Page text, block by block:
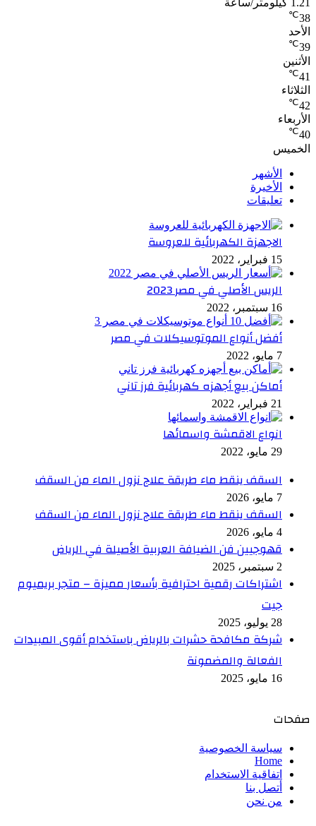
1.21 كيلومتر/ساعة
38
℃
الأحد
39
℃
الأثنين
41
℃
الثلاثاء
42
℃
الأربعاء
40
℃
الخميس
الأشهر
الأخيرة
تعليقات
الاجهزة الكهربائية للعروسة
15 فبراير، 2022
الريس الأصلي في مصر 2023
16 سبتمبر، 2022
أفضل أنواع الموتوسيكلات في مصر
7 مايو، 2022
أماكن بيع أجهزه كهربائية فرز تاني
21 فبراير، 2022
انواع الاقمشة واسمائها
29 مايو، 2022
السقف ينقط ماء طريقة علاج نزول الماء من السقف
7 مايو، 2026
السقف ينقط ماء طريقة علاج نزول الماء من السقف
4 مايو، 2026
قهوجيين فن الضيافة العربية الأصيلة في الرياض
2 سبتمبر، 2025
اشتراكات رقمية احترافية بأسعار مميزة – متجر بريميوم
جيت
28 يوليو، 2025
شركة مكافحة حشرات بالرياض باستخدام أقوى المبيدات
الفعالة والمضمونة
16 مايو، 2025
صفحات
سياسة الخصوصية
Home
اتفاقية الاستخدام
أتصل بنا
من نحن